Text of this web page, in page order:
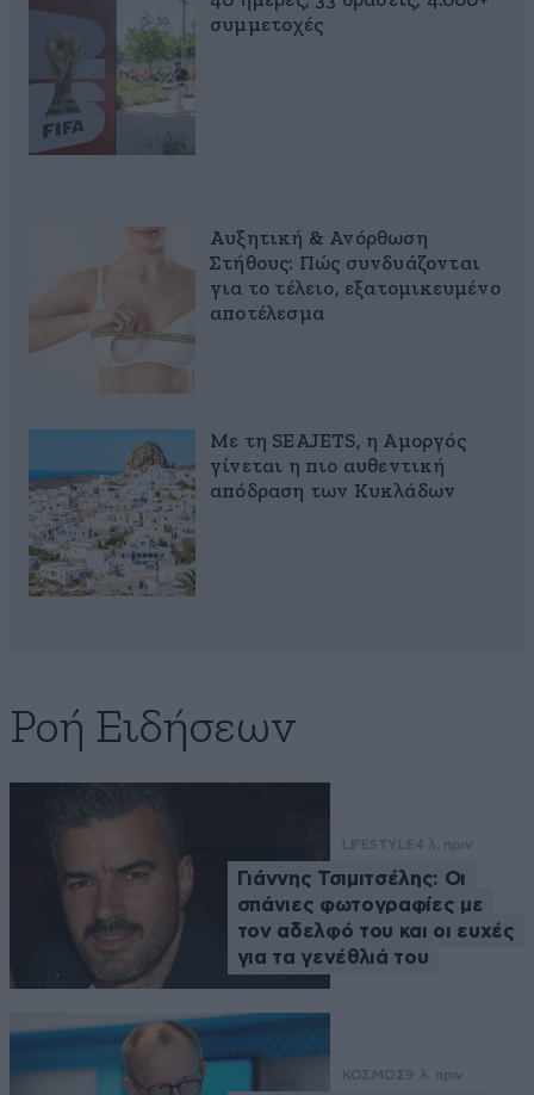
συμμετοχές
Αυξητική & Ανόρθωση
Στήθους: Πώς συνδυάζονται
για το τέλειο, εξατομικευμένο
αποτέλεσμα
Με τη SEAJETS, η Αμοργός
γίνεται η πιο αυθεντική
απόδραση των Κυκλάδων
Ροή Ειδήσεων
LIFESTYLE4 λ. πριν
Γιάννης Τσιμιτσέλης: Οι
σπάνιες φωτογραφίες με
τον αδελφό του και οι ευχές
για τα γενέθλιά του
ΚΟΣΜΟΣ9 λ. πριν